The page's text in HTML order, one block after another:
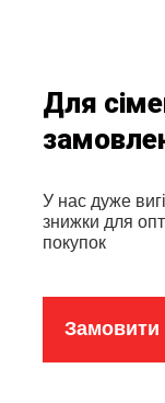
Для
У нас дуже
знижки для
покупок